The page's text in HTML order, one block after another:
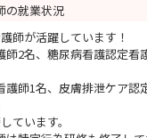
の就業状況
師が活躍しています！
師2名、糖尿病看護認定看
護師1名、皮膚排泄ケア認
ています。